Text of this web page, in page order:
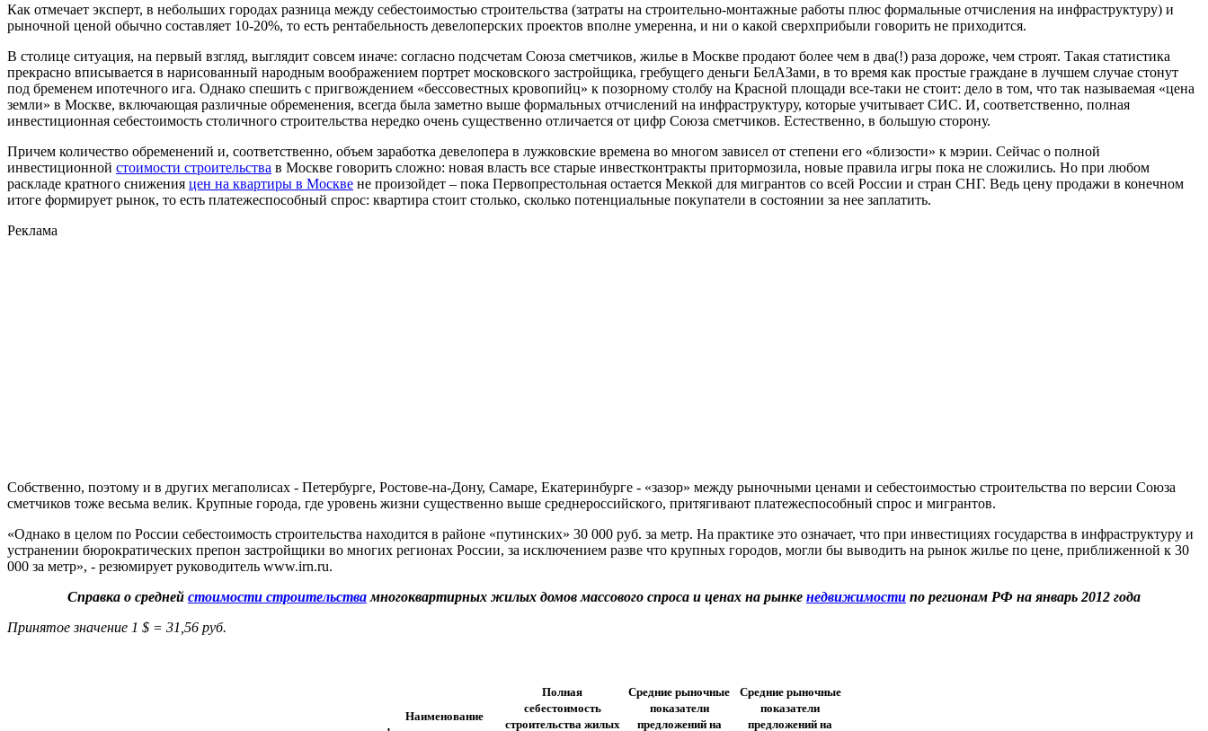
Как отмечает эксперт, в небольших городах разница между себестоимостью строительства (затраты на строительно-монтажные работы плюс формальные отчисления на инфраструктуру) и
рыночной ценой обычно составляет 10-20%, то есть рентабельность девелоперских проектов вполне умеренна, и ни о какой сверхприбыли говорить не приходится.
В столице ситуация, на первый взгляд, выглядит совсем иначе: согласно подсчетам Союза сметчиков, жилье в Москве продают более чем в два(!) раза дороже, чем строят. Такая статистика
прекрасно вписывается в нарисованный народным воображением портрет московского застройщика, гребущего деньги БелАЗами, в то время как простые граждане в лучшем случае стонут
под бременем ипотечного ига. Однако спешить с пригвождением «бессовестных кровопийц» к позорному столбу на Красной площади все-таки не стоит: дело в том, что так называемая «цена
земли» в Москве, включающая различные обременения, всегда была заметно выше формальных отчислений на инфраструктуру, которые учитывает СИС. И, соответственно, полная
инвестиционная себестоимость столичного строительства нередко очень существенно отличается от цифр Союза сметчиков. Естественно, в большую сторону.
Причем количество обременений и, соответственно, объем заработка девелопера в лужковские времена во многом зависел от степени его «близости» к мэрии. Сейчас о полной
инвестиционной стоимости строительства в Москве говорить сложно: новая власть все старые инвестконтракты притормозила, новые правила игры пока не сложились. Но при любом
раскладе кратного снижения цен на квартиры в Москве не произойдет – пока Первопрестольная остается Меккой для мигрантов со всей России и стран СНГ. Ведь цену продажи в конечном
итоге формирует рынок, то есть платежеспособный спрос: квартира стоит столько, сколько потенциальные покупатели в состоянии за нее заплатить.
Реклама
Собственно, поэтому и в других мегаполисах - Петербурге, Ростове-на-Дону, Самаре, Екатеринбурге - «зазор» между рыночными ценами и себестоимостью строительства по версии Союза
сметчиков тоже весьма велик. Крупные города, где уровень жизни существенно выше среднероссийского, притягивают платежеспособный спрос и мигрантов.
«Однако в целом по России себестоимость строительства находится в районе «путинских» 30 000 руб. за метр. На практике это означает, что при инвестициях государства в инфраструктуру и
устранении бюрократических препон застройщики во многих регионах России, за исключением разве что крупных городов, могли бы выводить на рынок жилье по цене, приближенной к 30
000 за метр», - резюмирует руководитель www.irn.ru.
Справка о средней стоимости строительствамногоквартирных жилых домов массового спроса и ценах на рынке недвижимости по регионам РФ на январь 2012 года
Принятое значение 1 $ = 31,56 руб.
Наименование
Полная
себестоимость
строительства жилых
Средние рыночные
показатели
предложений на
Средние рыночные
показатели
предложений на